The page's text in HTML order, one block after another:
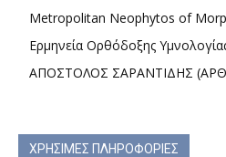
Metropolitan Neophytos of
Ερμηνεία Ορθόδοξης
ΑΠΟΣΤΟΛΟΣ ΣΑΡΑΝΤΙΔΗΣ
ΧΡΗΣΙΜΕΣ ΠΛΗΡΟΦΟΡΙΕΣ